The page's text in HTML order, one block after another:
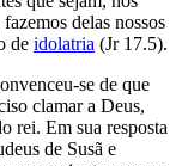
delas nossos
de idolatria (Jr 17.5).
se de que
clamar a Deus,
rei. Em sua resposta
de Susã e